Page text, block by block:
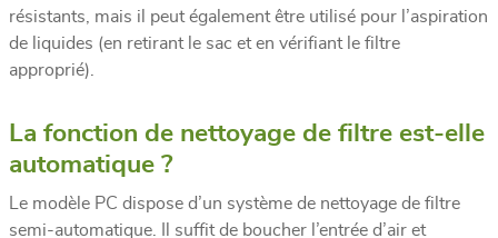
résistants, mais il peut également être utilisé pour l’aspiration
de liquides (en retirant le sac et en vérifiant le filtre
approprié).
La fonction de nettoyage de filtre est-elle
automatique ?
Le modèle PC dispose d’un système de nettoyage de filtre
semi-automatique. Il suffit de boucher l’entrée d’air et